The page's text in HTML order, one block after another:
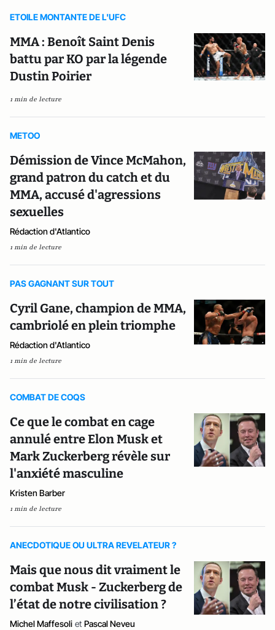
ETOILE MONTANTE DE L'UFC
MMA : Benoît Saint Denis
battu par KO par la légende
Dustin Poirier
1 min de lecture
METOO
Démission de Vince McMahon,
grand patron du catch et du
MMA, accusé d'agressions
sexuelles
Rédaction d'Atlantico
1 min de lecture
PAS GAGNANT SUR TOUT
Cyril Gane, champion de MMA,
cambriolé en plein triomphe
Rédaction d'Atlantico
1 min de lecture
COMBAT DE COQS
Ce que le combat en cage
annulé entre Elon Musk et
Mark Zuckerberg révèle sur
l'anxiété masculine
Kristen Barber
1 min de lecture
ANECDOTIQUE OU ULTRA REVELATEUR ?
Mais que nous dit vraiment le
combat Musk - Zuckerberg de
l’état de notre civilisation ?
Michel Maffesoli et Pascal Neveu